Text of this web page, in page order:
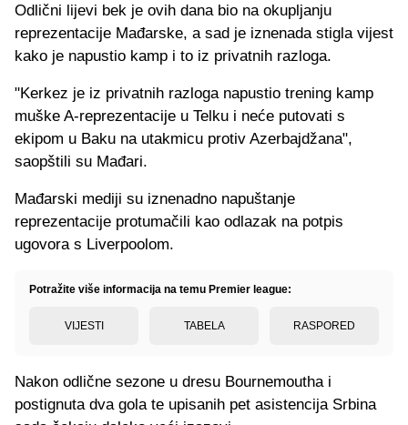
Odlični lijevi bek je ovih dana bio na okupljanju
reprezentacije Mađarske, a sad je iznenada stigla vijest
kako je napustio kamp i to iz privatnih razloga.
"Kerkez je iz privatnih razloga napustio trening kamp
muške A-reprezentacije u Telku i neće putovati s
ekipom u Baku na utakmicu protiv Azerbajdžana",
saopštili su Mađari.
Mađarski mediji su iznenadno napuštanje
reprezentacije protumačili kao odlazak na potpis
ugovora s Liverpoolom.
Potražite više informacija na temu Premier league:
VIJESTI TABELA RASPORED
Nakon odlične sezone u dresu Bournemoutha i
postignuta dva gola te upisanih pet asistencija Srbina